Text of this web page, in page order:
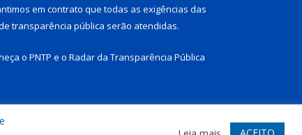
em contrato que todas as exigências das
transparência pública serão atendidas.
o PNTP e o Radar da Transparência Pública
Acessar Webmail ACEITO